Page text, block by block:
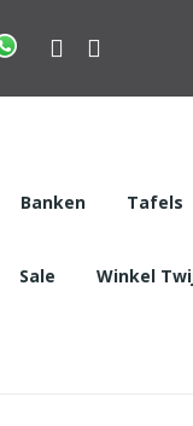
Banken Tafels
Sale Winkel